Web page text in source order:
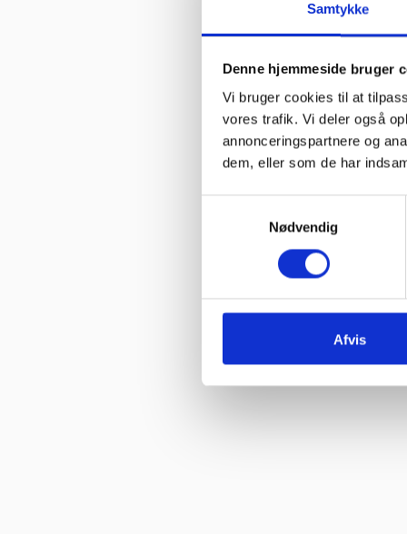
Samtykke
Denne hjemmeside bruger
Vi bruger cookies til at
vores trafik. Vi deler også
annonceringspartnere og
dem, eller som de har
Nødvendig
Afvis